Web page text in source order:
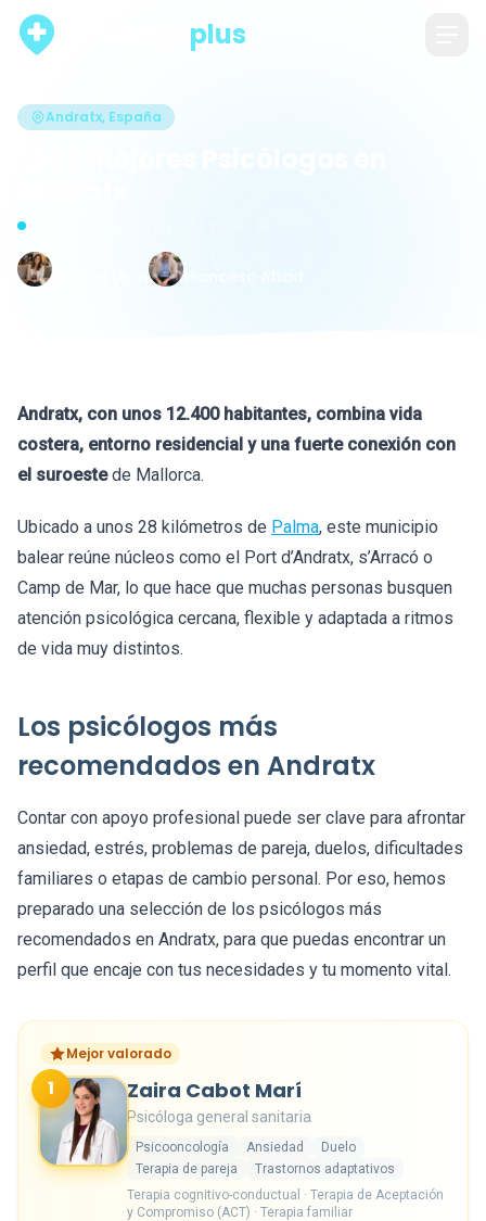
plus
Andratx, España
Andratx, con unos 12.400 habitantes, combina vida
costera, entorno residencial y una fuerte conexión con
el suroestede Mallorca.
Ubicado a unos 28 kilómetros de Palma, este municipio
balear reúne núcleos como el Port d’Andratx, s’Arracó o
Camp de Mar, lo que hace que muchas personas busquen
atención psicológica cercana, flexible y adaptada a ritmos
de vida muy distintos.
Los psicólogos más
recomendados en Andratx
Contar con apoyo profesional puede ser clave para afrontar
ansiedad, estrés, problemas de pareja, duelos, dificultades
familiares o etapas de cambio personal. Por eso, hemos
preparado una selección de los psicólogos más
recomendados en Andratx, para que puedas encontrar un
perfil que encaje con tus necesidades y tu momento vital.
Mejor valorado
1 Zaira Cabot Marí
Psicóloga general sanitaria
Psicooncología Ansiedad
Duelo
Terapia de pareja
Trastornos adaptativos
Terapia cognitivo-conductual · Terapia de Aceptación
y Compromiso (ACT) · Terapia familiar